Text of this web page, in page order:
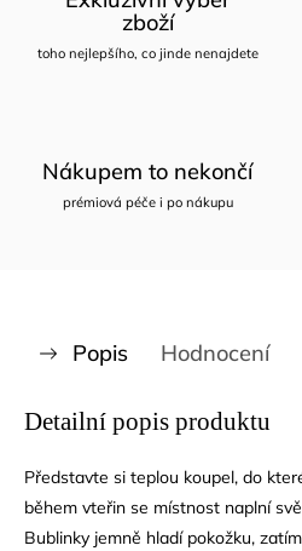
zboží
toho nejlepšího, co jinde nenajdete
Nákupem to nekončí
prémiová péče i po nákupu
Popis Hodnocení
Detailní popis produktu
Představte si teplou koupel, do
během vteřin se místnost naplní
Bublinky jemně hladí pokožku,